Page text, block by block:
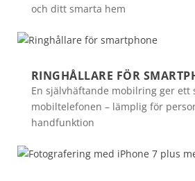
och ditt smarta hem
RINGHÅLLARE FÖR
En självhäftande mobilring ger ett
mobiltelefonen – lämplig för
handfunktion